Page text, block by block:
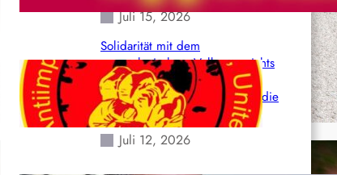
Juli 15, 2026
Solidarität mit dem
venezolanischem Volk angesichts
der verlorenen Leben und der
katastrophalen Situation durch die
Erdbeben des 24. Juni!
Juli 12, 2026